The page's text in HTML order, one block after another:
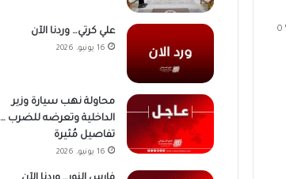
0 علي كرتي… وردنا الآن
16 يونيو، 2026
محاولة نهب سيارة وزير
الداخلية وتعرضه للضرب …
تفاصيل مُثيرة
16 يونيو، 2026